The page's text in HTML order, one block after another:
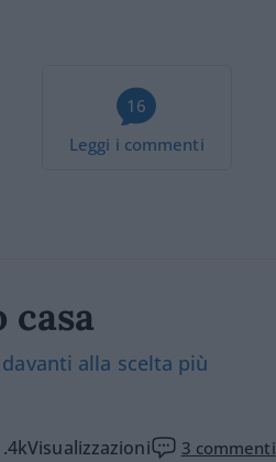
16
Leggi i commenti
alla scelta più
Visualizzazioni 3 commenti